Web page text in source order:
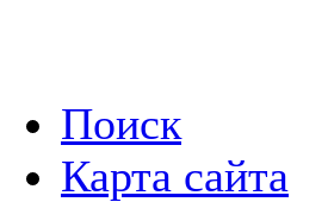
Поиск
Карта сайта